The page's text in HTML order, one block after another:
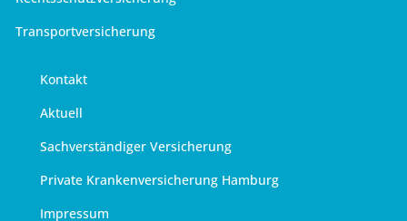
Transportversicherung
Kontakt
Aktuell
Sachverständiger Versicherung
Private Krankenversicherung Hamburg
Impressum